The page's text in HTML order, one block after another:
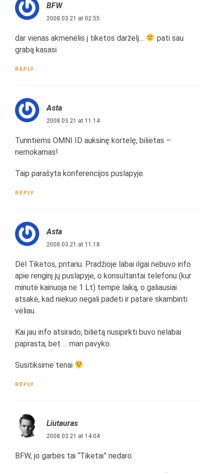
BFW
2008.03.21 at 02:55
dar vienas akmenėlis į tiketos darželį…
pati sau
grabą kasasi
REPLY
Asta
2008.03.21 at 11:14
Turintiems OMNI ID auksinę kortelę, bilietas –
nemokamas!
Taip parašyta konferencijos puslapyje.
REPLY
Asta
2008.03.21 at 11:18
Dėl Tiketos, pritariu. Pradžioje labai ilgai nebuvo info
apie renginį jų puslapyje, o konsultantai telefonu (kur
minutė kainuoja ne 1 Lt) tempė laiką, o galiausiai
atsakė, kad niekuo negali padėti ir patarė skambinti
vėliau.
Kai jau info atsirado, bilietą nusipirkti buvo nelabai
paprasta, bet … man pavyko.
Susitiksime tenai
REPLY
Liutauras
2008.03.21 at 14:04
BFW, jo garbės tai “Tiketai” nedaro.